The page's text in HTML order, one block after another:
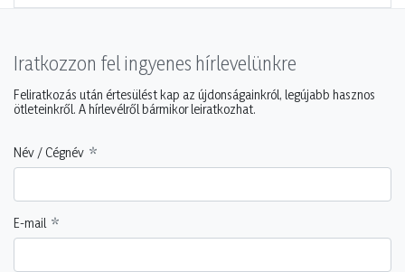
Iratkozzon fel ingyenes hírlevelünkre
Feliratkozás után értesülést kap az újdonságainkról, legújabb hasznos
ötleteinkről. A hírlevélről bármikor leiratkozhat.
Név / Cégnév
E-mail